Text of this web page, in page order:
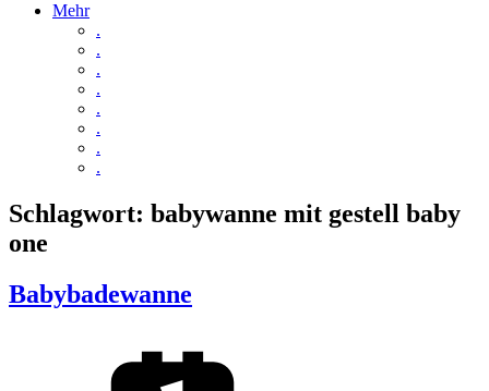
Mehr
.
.
.
.
.
.
.
.
Schlagwort: babywanne mit gestell baby
one
Babybadewanne